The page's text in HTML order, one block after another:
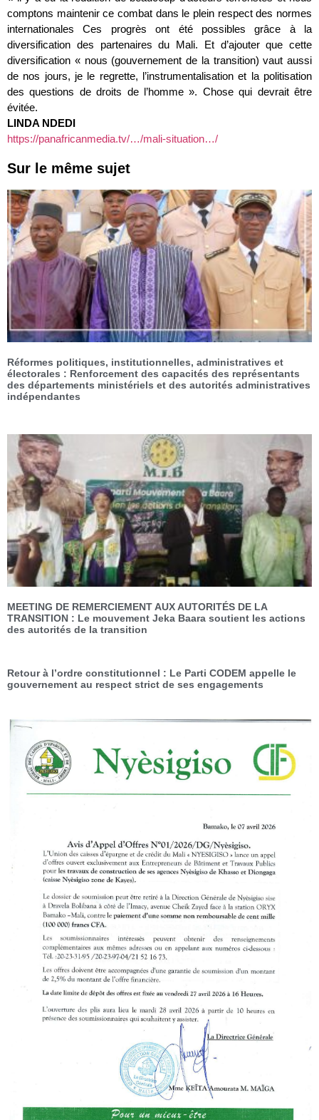
comptons maintenir ce combat dans le plein respect des normes
internationales Ces progrès ont été possibles grâce à la
diversification des partenaires du Mali. Et d’ajouter que cette
diversification « nous (gouvernement de la transition) vaut aussi
de nos jours, je le regrette, l’instrumentalisation et la politisation
des questions de droits de l’homme ». Chose qui devrait être
évitée.
LINDA NDEDI
https://panafricanmedia.tv/…/mali-situation…/
Sur le même sujet
Réformes politiques, institutionnelles, administratives et
électorales : Renforcement des capacités des représentants
des départements ministériels et des autorités administratives
indépendantes
MEETING DE REMERCIEMENT AUX AUTORITÉS DE LA
TRANSITION : Le mouvement Jeka Baara soutient les actions
des autorités de la transition
Retour à l’ordre constitutionnel : Le Parti CODEM appelle le
gouvernement au respect strict de ses engagements